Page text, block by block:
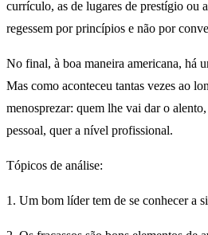
currículo, as de lugares de prestígio ou
regessem por princípios e não por
No final, à boa maneira americana, há
Mas como aconteceu tantas vezes ao
menosprezar: quem lhe vai dar o
pessoal, quer a nível profissional.
Tópicos de análise:
1. Um bom líder tem de se conhecer a